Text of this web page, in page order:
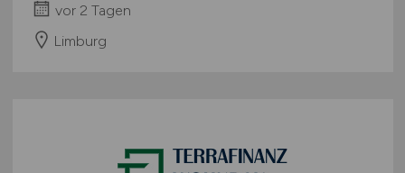
vor 2 Tagen
Limburg